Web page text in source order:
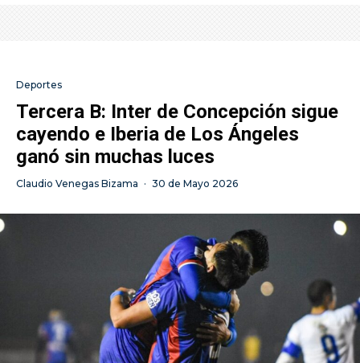
Deportes
Tercera B: Inter de Concepción sigue
cayendo e Iberia de Los Ángeles
ganó sin muchas luces
Claudio Venegas Bizama · 30 de Mayo 2026